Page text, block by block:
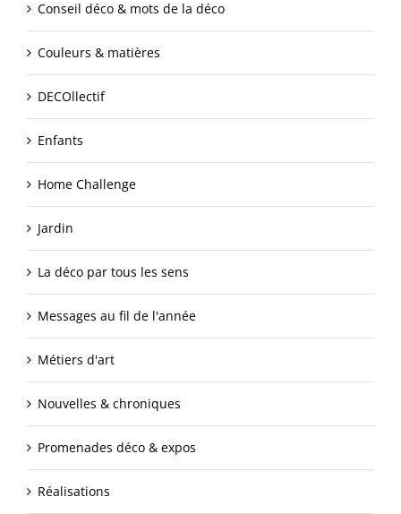
Conseil déco & mots de la déco
Couleurs & matières
DECOllectif
Enfants
Home Challenge
Jardin
La déco par tous les sens
Messages au fil de l'année
Métiers d'art
Nouvelles & chroniques
Promenades déco & expos
Réalisations